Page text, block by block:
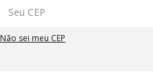
Não sei meu CEP